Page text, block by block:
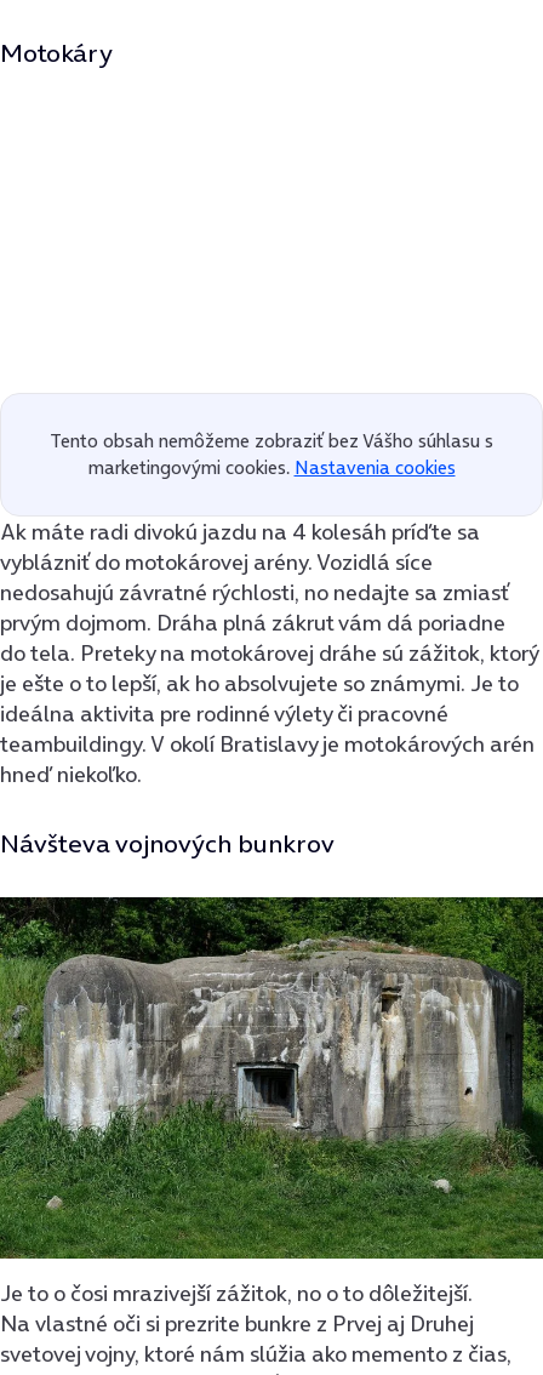
Motokáry
Tento obsah nemôžeme zobraziť bez Vášho súhlasu s
marketingovými cookies. Nastavenia cookies
Ak máte radi divokú jazdu na 4 kolesáh príďte sa
vyblázniť do motokárovej arény. Vozidlá síce
nedosahujú závratné rýchlosti, no nedajte sa zmiasť
prvým dojmom. Dráha plná zákrut vám dá poriadne
do tela. Preteky na motokárovej dráhe sú zážitok, ktorý
je ešte o to lepší, ak ho absolvujete so známymi. Je to
ideálna aktivita pre rodinné výlety či pracovné
teambuildingy. V okolí Bratislavy je motokárových arén
hneď niekoľko.
Návšteva vojnových bunkrov
Je to o čosi mrazivejší zážitok, no o to dôležitejší.
Na vlastné oči si prezrite bunkre z Prvej aj Druhej
svetovej vojny, ktoré nám slúžia ako memento z čias,